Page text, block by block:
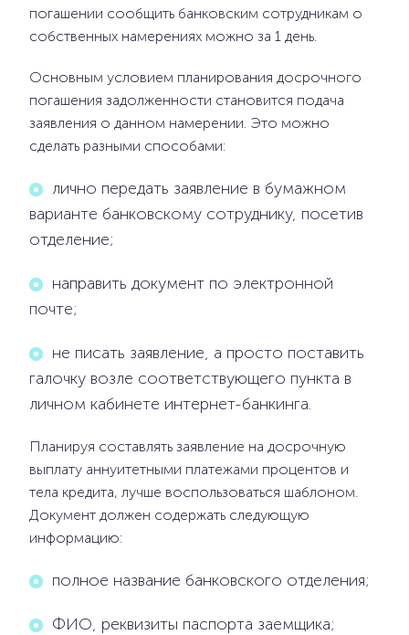
погашении сообщить банковским сотрудникам о
собственных намерениях можно за 1 день.
Основным условием планирования досрочного
погашения задолженности становится подача
заявления о данном намерении. Это можно
сделать разными способами:
лично передать заявление в бумажном
варианте банковскому сотруднику, посетив
отделение;
направить документ по электронной
почте;
не писать заявление, а просто поставить
галочку возле соответствующего пункта в
личном кабинете интернет-банкинга.
Планируя составлять заявление на досрочную
выплату аннуитетными платежами процентов и
тела кредита, лучше воспользоваться шаблоном.
Документ должен содержать следующую
информацию:
полное название банковского отделения;
ФИО, реквизиты паспорта заемщика;